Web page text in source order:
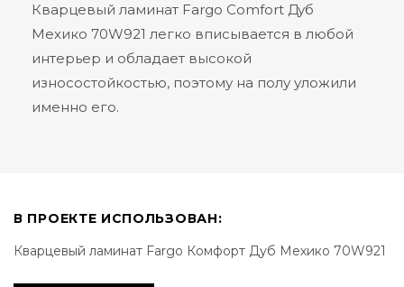
Кварцевый ламинат Fargo Comfort Дуб
Мехико 70W921 легко вписывается в любой
интерьер и обладает высокой
износостойкостью, поэтому на полу уложили
именно его.
В ПРОЕКТЕ ИСПОЛЬЗОВАН:
Кварцевый ламинат Fargo Комфорт Дуб Мехико 70W921